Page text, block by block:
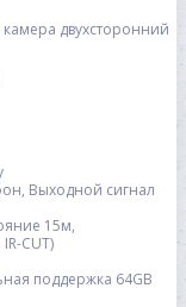
двухсторонний
Выходной сигнал
15м,
CUT)
поддержка 64GB